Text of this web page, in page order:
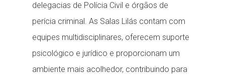
delegacias de Polícia Civil e órgãos de
perícia criminal. As Salas Lilás contam com
equipes multidisciplinares, oferecem suporte
psicológico e jurídico e proporcionam um
ambiente mais acolhedor, contribuindo para